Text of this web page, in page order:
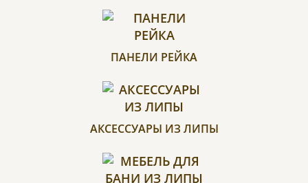
ПАНЕЛИ РЕЙКА
АКСЕССУАРЫ ИЗ ЛИПЫ